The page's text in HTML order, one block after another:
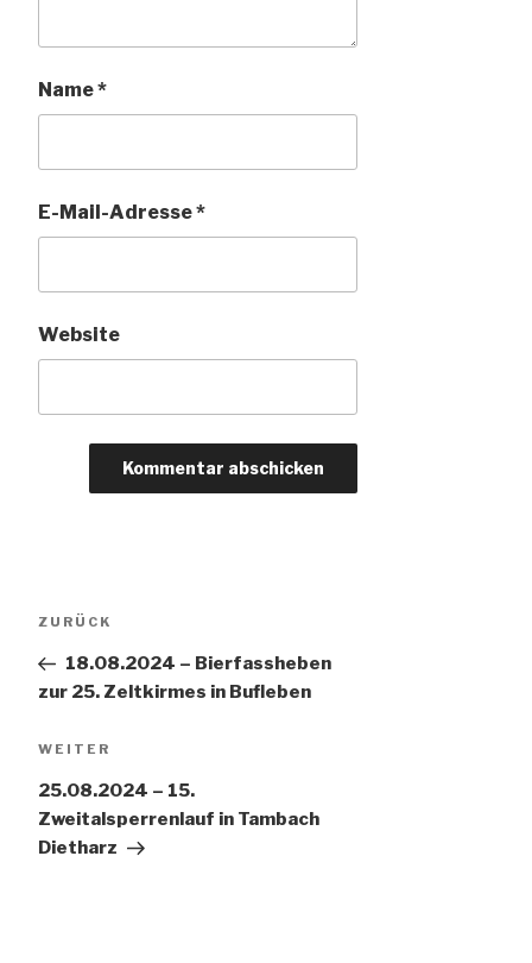
Name*
E-Mail-Adresse*
Website
Vorheriger
ZURÜCK
18.08.2024 – Bierfassheben
zur 25. Zeltkirmes in Bufleben
Nächster
WEITER
25.08.2024 – 15.
Zweitalsperrenlauf in Tambach
Dietharz